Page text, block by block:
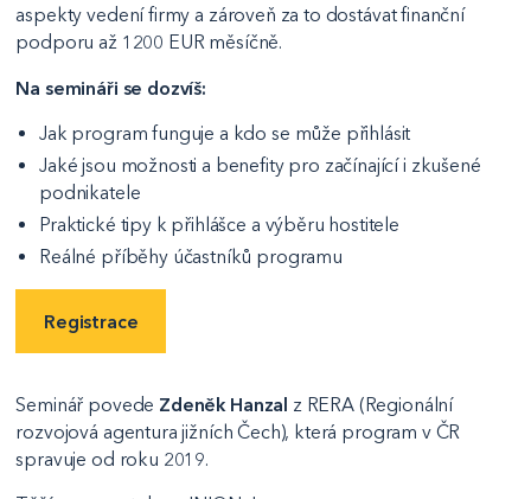
aspekty vedení firmy a zároveň za to dostávat finanční
podporu až 1200 EUR měsíčně.
Na semináři se dozvíš:
Jak program funguje a kdo se může přihlásit
Jaké jsou možnosti a benefity pro začínající i zkušené
podnikatele
Praktické tipy k přihlášce a výběru hostitele
Reálné příběhy účastníků programu
Registrace
Seminář povede Zdeněk Hanzal z RERA (Regionální
rozvojová agentura jižních Čech), která program v ČR
spravuje od roku 2019.